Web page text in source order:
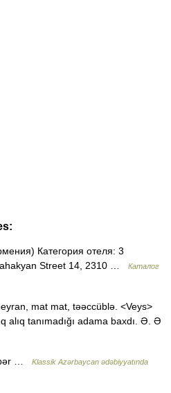
Категория отеля: 3
Street 14, 2310 …
Каталог
mat mat, təəccüblə. <Veys>
alıq tanımadığı adama baxdı. Ə. Ə
…
Klassik Azərbaycan ədəbiyyatında